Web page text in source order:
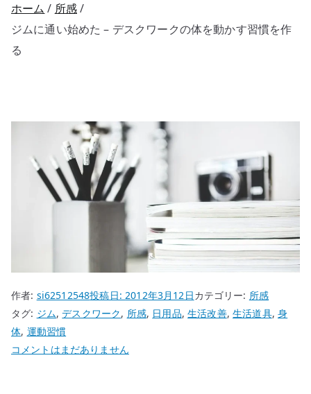
ホーム
所感
ジムに通い始めた – デスクワークの体を動かす習慣を作
る
作者: si62512548投稿日:2012年3月12日カテゴリー: 所感
タグ: ジム,デスクワーク, 所感, 日用品,生活改善,生活道具, 身
体, 運動習慣
ジ
コメントはまだありません